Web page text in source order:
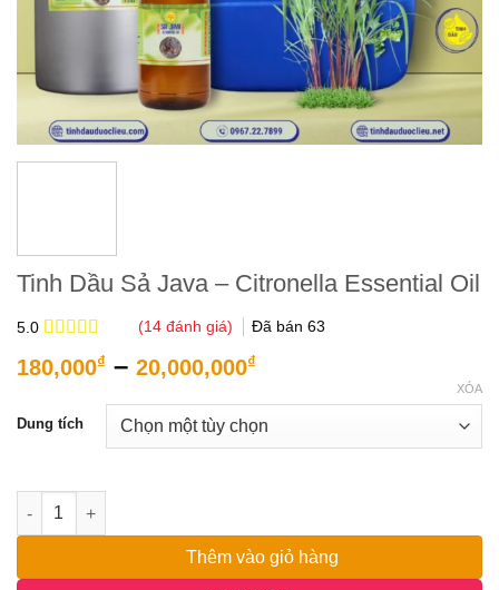
Tinh Dầu Sả Java – Citronella Essential Oil
5.0
trên 5
dựa trên
(14đánh giá) Đã bán 63
180,000₫ – 20,000,000₫
từ
180,000₫
Dung tích
XÓA
Thêm vào giỏ hàng